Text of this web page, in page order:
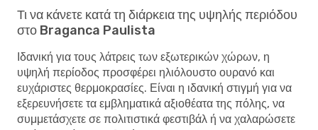
Τι να κάνετε κατά τη διάρκεια της υψηλής περιόδου
στο Braganca Paulista
Ιδανική για τους λάτρεις των εξωτερικών χώρων, η
υψηλή περίοδος προσφέρει ηλιόλουστο ουρανό και
ευχάριστες θερμοκρασίες. Είναι η ιδανική στιγμή για να
εξερευνήσετε τα εμβληματικά αξιοθέατα της πόλης, να
συμμετάσχετε σε πολιτιστικά φεστιβάλ ή να χαλαρώσετε